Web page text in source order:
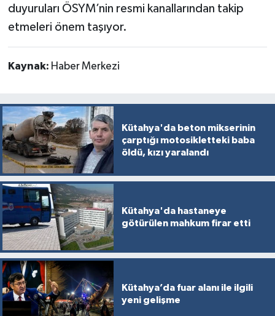
duyuruları ÖSYM’nin resmi kanallarından takip
etmeleri önem taşıyor.
Kaynak: Haber Merkezi
Kütahya'da beton mikserinin
çarptığı motosikletteki baba
öldü, kızı yaralandı
Kütahya'da hastaneye
götürülen mahkum firar etti
Kütahya’da fuar alanı ile ilgili
yeni gelişme